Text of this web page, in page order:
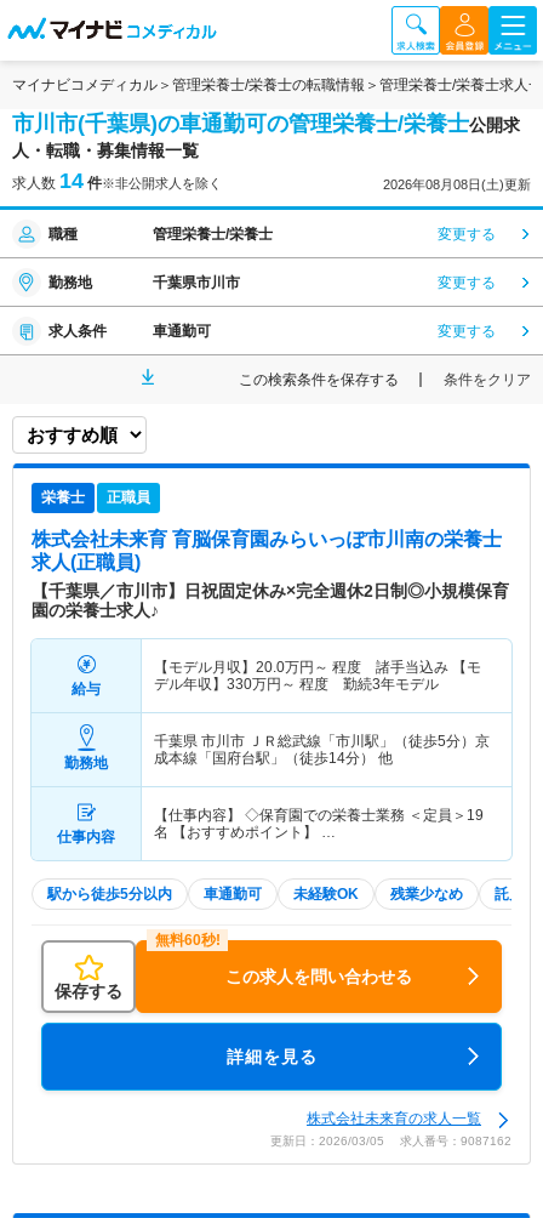
マイナビコメディカル 管理栄養士/栄養士の転職情報 管理栄養士/栄養士求人
市川市(千葉県)の車通勤可の管理栄養士/栄養士公開求
人・転職・募集情報一覧
求人数 14 件※非公開求人を除く 2026年08月08日(土)更新
職種 管理栄養士/栄養士 変更する
勤務地 千葉県市川市 変更する
求人条件 車通勤可 変更する
この検索条件を保存する 条件をクリア
栄養士 正職員
株式会社未来育 育脳保育園みらいっぽ市川南の栄養士
求人(正職員)
【千葉県／市川市】日祝固定休み×完全週休2日制◎小規模保育
園の栄養士求人♪
給与
【モデル月収】 20.0万円～ 程度 諸手当込み 【モ
デル年収】 330万円～ 程度 勤続3年モデル
勤務地
千葉県 市川市 ＪＲ総武線「市川駅」（徒歩5分）京
成本線「国府台駅」（徒歩14分） 他
仕事内容
【仕事内容】 ◇保育園での栄養士業務 ＜定員＞19
名 【おすすめポイント】 …
駅から徒歩5分以内 車通勤可 未経験OK 残業少なめ 託児所
保存する
この求人を問い合わせる
詳細を見る
株式会社未来育の求人一覧
更新日：2026/03/05 求人番号：9087162